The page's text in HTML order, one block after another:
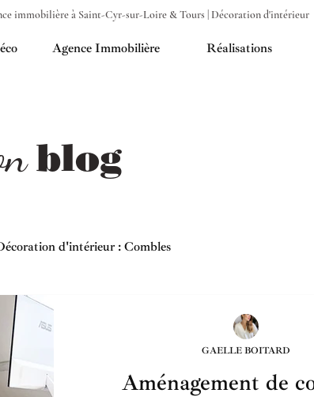
immobilière à Saint-Cyr-sur-Loire & Tours | Décoration d'intérieur
Agence Immobilière Réalisations
blog
d'intérieur : Combles
Aménagement de
GAELLE BOITARD